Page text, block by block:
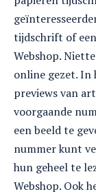
tijdschrift of
Webshop.
online gezet. In
previews van
voorgaande
een beeld te
nummer kunt
hun geheel te
Webshop. Ook